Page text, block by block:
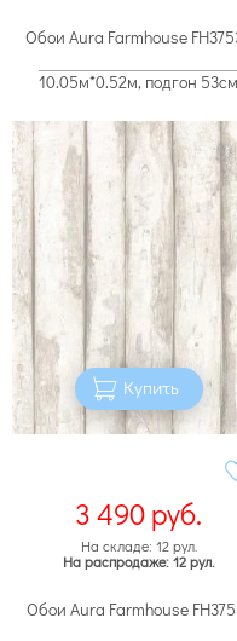
Обои Aura Farmhouse
10.05м*0.52м, подгон 53см
Купить
3 490руб.
На складе: 12 рул.
На распродаже: 12 рул.
Обои Aura Farmhouse